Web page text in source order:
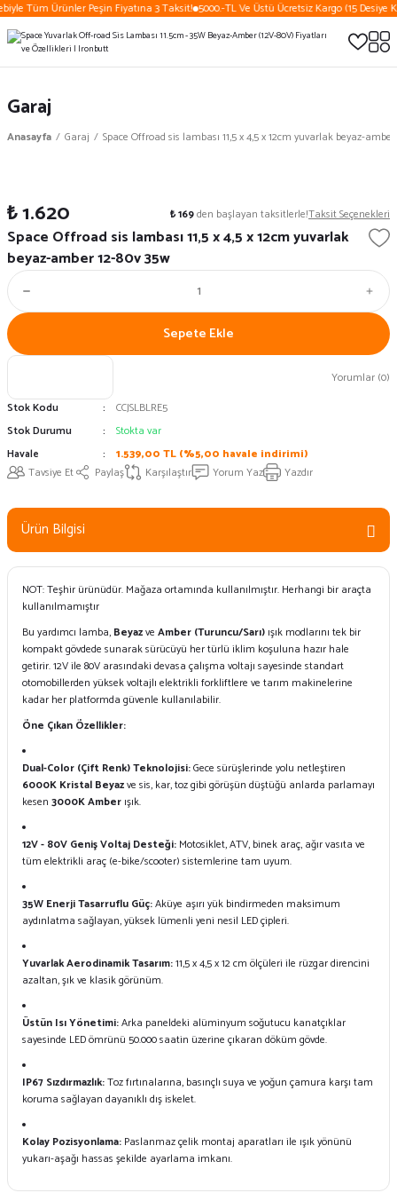
Tüm Ürünler Peşin Fiyatına 3 Taksit! 5000.-TL Ve Üstü Ücretsiz Kargo (15 Desiye
Garaj
Anasayfa Garaj Space Offroad sis lambası 11,5 x 4,5 x 12cm yuvarlak beyaz-amber
Yorumlar (0)
Space Offroad sis lambası 11,5 x 4,5 x 12cm yuvarlak
beyaz-amber 12-80v 35w
₺ 1.620 ₺ 169den başlayan taksitlerle!Taksit Seçenekleri
Stok Kodu
CCJSLBLRE5
Stok Durumu
Stokta var
Havale
1.539,00 TL (%5,00 havale indirimi)
Sepete Ekle
Tavsiye Et Paylaş Karşılaştır Yorum Yaz Yazdır
Ürün Bilgisi
NOT: Teşhir ürünüdür. Mağaza ortamında kullanılmıştır. Herhangi bir araçta
kullanılmamıştır
Bu yardımcı lamba, Beyazve Amber (Turuncu/Sarı) ışık modlarını tek bir
kompakt gövdede sunarak sürücüyü her türlü iklim koşuluna hazır hale
getirir. 12V ile 80V arasındaki devasa çalışma voltajı sayesinde standart
otomobillerden yüksek voltajlı elektrikli forkliftlere ve tarım makinelerine
kadar her platformda güvenle kullanılabilir.
Öne Çıkan Özellikler:
Dual-Color (Çift Renk) Teknolojisi:Gece sürüşlerinde yolu netleştiren
6000K Kristal Beyazve sis, kar, toz gibi görüşün düştüğü anlarda parlamayı
kesen 3000K Amber ışık.
12V - 80V Geniş Voltaj Desteği: Motosiklet, ATV, binek araç, ağır vasıta ve
tüm elektrikli araç (e-bike/scooter) sistemlerine tam uyum.
35W Enerji Tasarruflu Güç:Aküye aşırı yük bindirmeden maksimum
aydınlatma sağlayan, yüksek lümenli yeni nesil LED çipleri.
Yuvarlak Aerodinamik Tasarım:11,5 x 4,5 x 12 cm ölçüleri ile rüzgar direncini
azaltan, şık ve klasik görünüm.
Üstün Isı Yönetimi:Arka paneldeki alüminyum soğutucu kanatçıklar
sayesinde LED ömrünü 50.000 saatin üzerine çıkaran döküm gövde.
IP67 Sızdırmazlık:Toz fırtınalarına, basınçlı suya ve yoğun çamura karşı tam
koruma sağlayan dayanıklı dış iskelet.
Kolay Pozisyonlama: Paslanmaz çelik montaj aparatları ile ışık yönünü
yukarı-aşağı hassas şekilde ayarlama imkanı.